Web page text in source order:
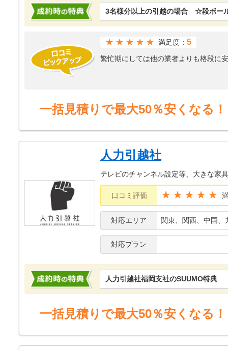
3名様分以上の引越の場合 ☆段ボー
★★★★★ 満足度： 5
繁忙期にしては他の業者よりも格段に
一括見積りで最大50％安くなる！
人力引越社
テレビのチャンネル設定等、大きな家
口コミ評価 ★★★★★
対応エリア 関東、関西、中国、
対応プラン
人力引越社福岡支社のSUUMO特典
一括見積りで最大50％安くなる！